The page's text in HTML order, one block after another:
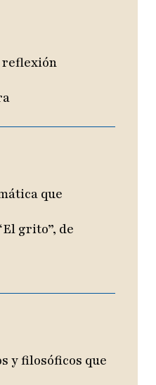
reflexión
que
grito”, de
y filosóficos que